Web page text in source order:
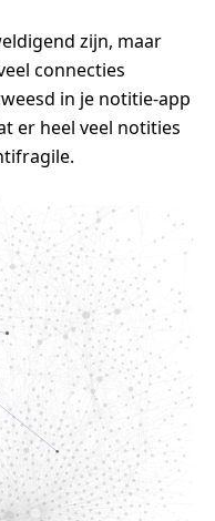
zijn, maar
connecties
in je notitie-app
er heel veel notities